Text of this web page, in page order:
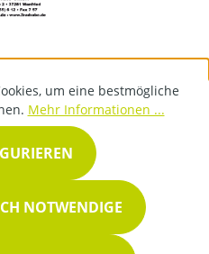
um eine bestmögliche
Mehr Informationen ...
NOTWENDIGE